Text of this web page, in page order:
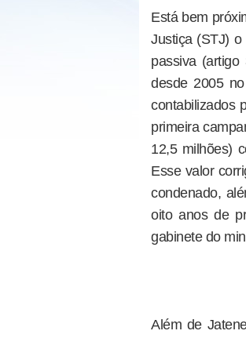
Está bem
Justiça (STJ)
passiva
desde 2005
contabilizados
primeira
12,5 milhões)
Esse valor
condenado,
oito anos de
gabinete do
Além de